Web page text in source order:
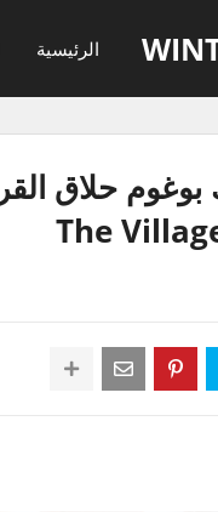
الرئيسية